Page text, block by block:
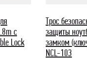
с
Lock
Трос
защиты
замком
NCL-103